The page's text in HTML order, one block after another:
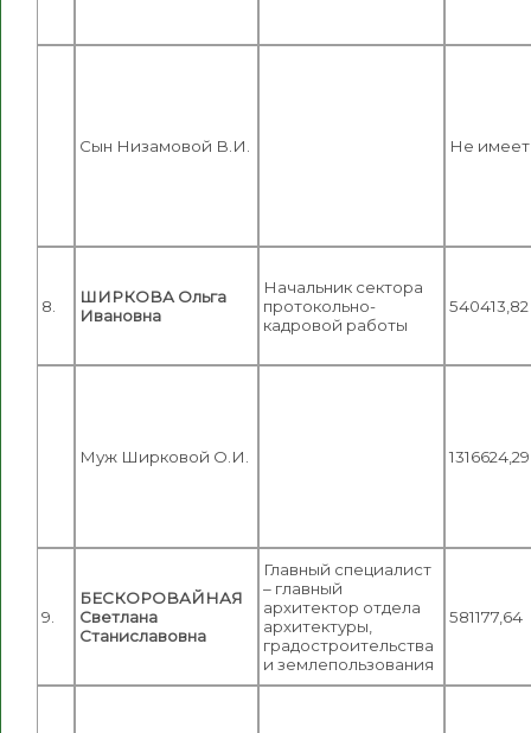
Сын Низамовой В.И. Не имеет
8.
ШИРКОВА Ольга
Ивановна
Начальник сектора
протокольно-
кадровой работы
540413,82
Муж Ширковой О.И. 1316624,29
9.
БЕСКОРОВАЙНАЯ
Светлана
Станиславовна
Главный специалист
– главный
архитектор отдела
архитектуры,
градостроительства
и землепользования
581177,64